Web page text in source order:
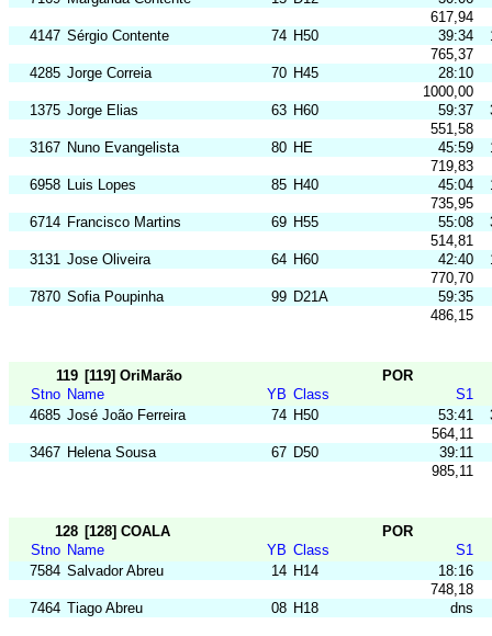
617,94
4147 Sérgio Contente 74 H50 39:34
765,37
4285 Jorge Correia 70 H45
28:10
1000,00
1375 Jorge Elias 63 H60 59:37
551,58
3167 Nuno Evangelista 80 HE 45:59
719,83
6958 Luis Lopes 85 H40 45:04
735,95
6714 Francisco Martins 69 H55 55:08
514,81
3131 Jose Oliveira 64 H60 42:40
770,70
7870 Sofia Poupinha 99 D21A 59:35
486,15
119 [119] OriMarão
POR
Stno Name YB Class
S1
4685 José João Ferreira 74 H50 53:41
564,11
3467 Helena Sousa 67 D50
39:11
985,11
128 [128] COALA
POR
Stno Name YB Class
S1
7584 Salvador Abreu 14 H14
18:16
748,18
7464 Tiago Abreu 08 H18 dns